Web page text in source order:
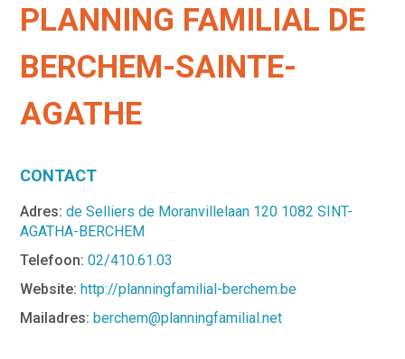
PLANNING FAMILIAL DE
BERCHEM-SAINTE-
AGATHE
CONTACT
Adres: de Selliers de Moranvillelaan 120 1082 SINT-
AGATHA-BERCHEM
Telefoon: 02/410.61.03
Website:http://planningfamilial-berchem.be
Mailadres: berchem@planningfamilial.net